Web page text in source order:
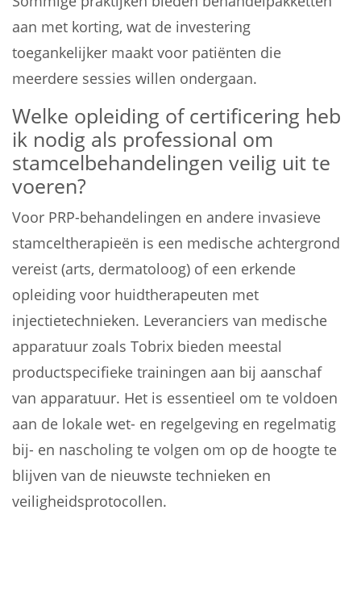
aan met korting, wat de investering
toegankelijker maakt voor patiënten die
meerdere sessies willen ondergaan.
Welke opleiding of certificering heb
ik nodig als professional om
stamcelbehandelingen veilig uit te
voeren?
Voor PRP-behandelingen en andere invasieve
stamceltherapieën is een medische achtergrond
vereist (arts, dermatoloog) of een erkende
opleiding voor huidtherapeuten met
injectietechnieken. Leveranciers van medische
apparatuur zoals Tobrix bieden meestal
productspecifieke trainingen aan bij aanschaf
van apparatuur. Het is essentieel om te voldoen
aan de lokale wet- en regelgeving en regelmatig
bij- en nascholing te volgen om op de hoogte te
blijven van de nieuwste technieken en
veiligheidsprotocollen.